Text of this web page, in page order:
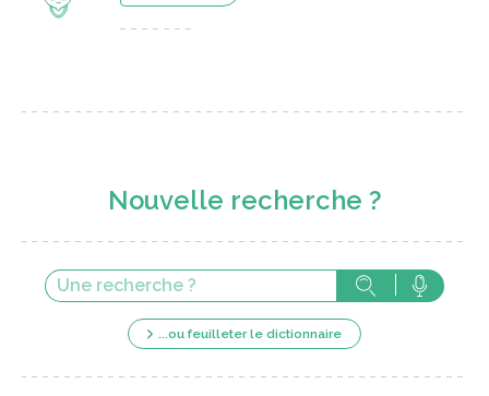
Nouvelle recherche ?
...ou feuilleter le dictionnaire